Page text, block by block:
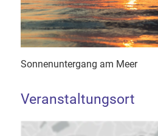
Sonnenuntergang am Meer
Veranstaltungsort